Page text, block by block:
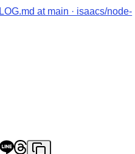
at main · isaacs/node-